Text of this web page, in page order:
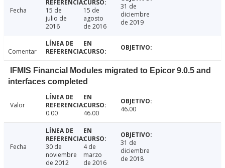
Fecha
15 de
julio de
2016
15 de
agosto
de 2016
31 de
diciembre
de 2019
Comentar
IFMIS Financial Modules migrated to Epicor 9.0.5 and
interfaces completed
Valor
0.00
46.00 46.00
Fecha
30 de
noviembre
de 2012
4 de
marzo
de 2016
31 de
diciembre
de 2018